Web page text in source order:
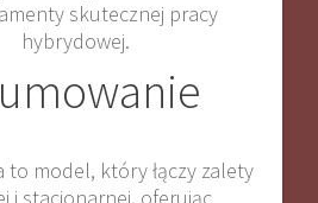
skutecznej pracy
hybrydowej.
to model, który łączy zalety
i stacjonarnej, oferując